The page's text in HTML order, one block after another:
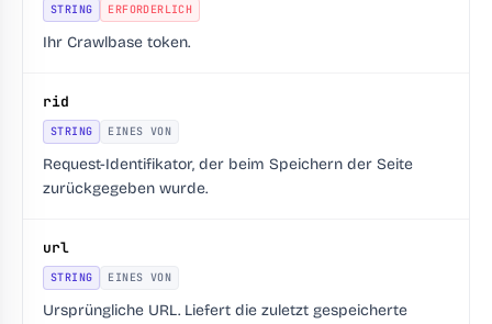
STRING ERFORDERLICH
Ihr Crawlbase token.
rid
STRING EINES VON
Request-Identifikator, der beim Speichern der Seite
zurückgegeben wurde.
url
STRING EINES VON
Ursprüngliche URL. Liefert die zuletzt gespeicherte